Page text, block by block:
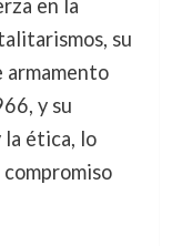
en la
su
armamento
y su
ética, lo